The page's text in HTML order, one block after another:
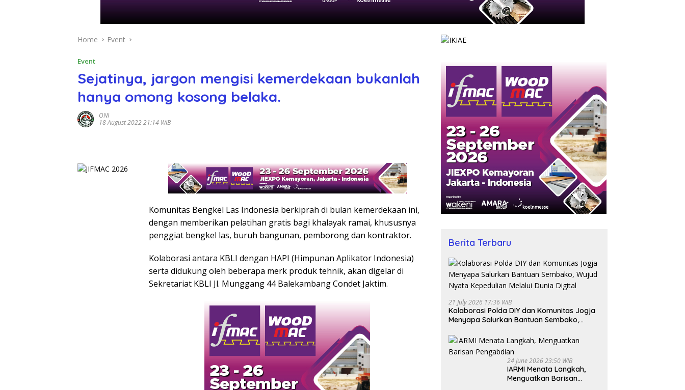
Home Event
Event
Sejatinya, jargon mengisi kemerdekaan bukanlah
hanya omong kosong belaka.
ONI
18 August 2022 21:14 WIB
Komunitas Bengkel Las Indonesia berkiprah di bulan kemerdekaan ini,
dengan memberikan pelatihan gratis bagi khalayak ramai, khususnya
penggiat bengkel las, buruh bangunan, pemborong dan kontraktor.
Kolaborasi antara KBLI dengan HAPI (Himpunan Aplikator Indonesia)
serta didukung oleh beberapa merk produk tehnik, akan digelar di
Sekretariat KBLI Jl. Munggang 44 Balekambang Condet Jaktim.
Berita Terbaru
21 July 2026 17:36 WIB
Kolaborasi Polda DIY dan Komunitas Jogja
Menyapa Salurkan Bantuan Sembako,
Digital
24 June 2026 23:50 WIB
IARMI Menata Langkah,
Menguatkan Barisan